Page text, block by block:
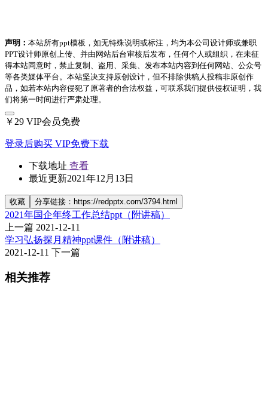
声明： 本站所有ppt模板，如无特殊说明或标注，均为本公司设计师或兼职
PPT设计师原创上传、并由网站后台审核后发布，任何个人或组织，在未征
得本站同意时，禁止复制、盗用、采集、发布本站内容到任何网站、公众号
等各类媒体平台。本站坚决支持原创设计，但不排除供稿人投稿非原创作
品，如若本站内容侵犯了原著者的合法权益，可联系我们提供侵权证明，我
们将第一时间进行严肃处理。
￥29 VIP会员免费
登录后购买 VIP免费下载
下载地址 查看
最近更新2021年12月13日
收藏 分享链接：https://redpptx.com/3794.html
2021年国企年终工作总结ppt（附讲稿）
上一篇 2021-12-11
学习弘扬探月精神ppt课件（附讲稿）
2021-12-11 下一篇
相关推荐